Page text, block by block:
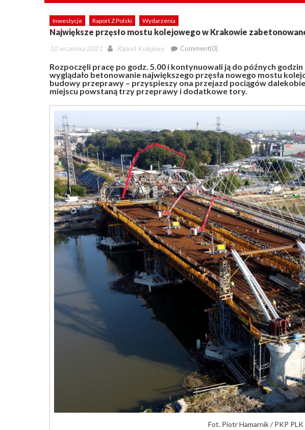
Inwestycje Raport Z Polski Wydarzenia
Największe przęsło mostu kolejowego w Krakowie
Posted
10 września 2021 Author
Raport Kolejowy Comment(0)
Rozpoczęli pracę po godz. 5.00 i kontynuowali ją do późnych godzin
wyglądało betonowanie największego przęsła nowego mostu
budowy przeprawy – przyspieszy ona przejazd pociągów
miejscu powstaną trzy przeprawy i dodatkowe tory.
Fot. Piotr Hamarnik / PKP PLK